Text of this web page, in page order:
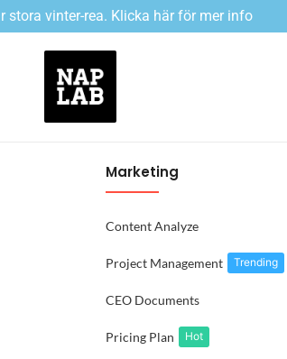
stora vinter-rea. Klicka här för mer info
Marketing
Content Analyze
Project Management Trending
CEO Documents
Pricing Plan Hot